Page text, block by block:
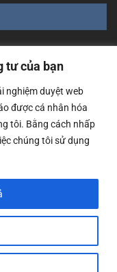
tư của bạn
nghiệm duyệt web
được cá nhân hóa
tôi. Bằng cách nhấp
chúng tôi sử dụng
0108783483
và Đầu Tư Tp. Hà
Rights Reserved